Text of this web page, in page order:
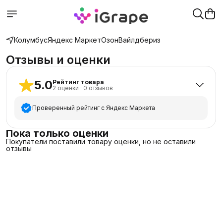
КолумбусЯндекс МаркетОзонВайлдбериз
Отзывы и оценки
5.0Рейтинг товара
2 оценки · 0 отзывов
Проверенный рейтинг с Яндекс Маркета
5 звёзд
2
4 звезды
Пока только оценки
Покупатели поставили товару оценки, но не оставили
отзывы